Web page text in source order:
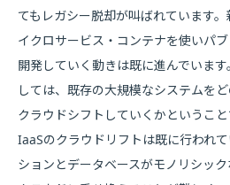
てもレガシー脱却が叫ばれています
イクロサービス・コンテナを使いパ
開発していく動きは既に進んでいま
しては、既存の大規模なシステムを
クラウドシフトしていくかというこ
IaaSのクラウドリフトは既に行われ
ションとデータベースがモノリシック